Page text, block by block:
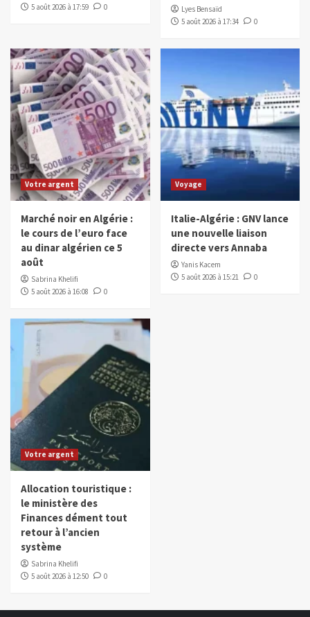
5 août 2026 à 17:59
0
Lyes Bensaïd
5 août 2026 à 17:34
0
Votre argent
Marché noir en Algérie :
le cours de l’euro face
au dinar algérien ce 5
août
Sabrina Khelifi
5 août 2026 à 16:08
0
Voyage
Italie-Algérie : GNV lance
une nouvelle liaison
directe vers Annaba
Yanis Kacem
5 août 2026 à 15:21
0
Votre argent
Allocation touristique :
le ministère des
Finances dément tout
retour à l’ancien
système
Sabrina Khelifi
5 août 2026 à 12:50
0